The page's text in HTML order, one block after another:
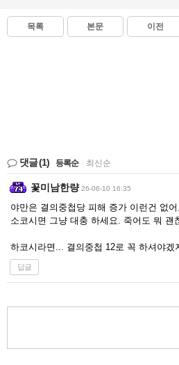
목록 본문 이전
댓글(1) 등록순 최신순
꽃미남한량 26-06-10 16:35
야만은 결의중첩당 피해 증가 이런건 없어
소코시면 그냥 대충 하세요. 죽어도 뭐 괜
하코시라면... 결의중첩 12로 꼭 하셔야겠
답글